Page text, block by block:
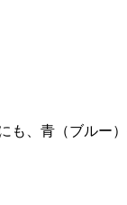
、青（ブルー